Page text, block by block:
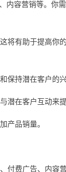
内容营销等。你
将有助于提高你
保持潜在客户的兴
潜在客户互动来提
产品销量。
付费广告、内容